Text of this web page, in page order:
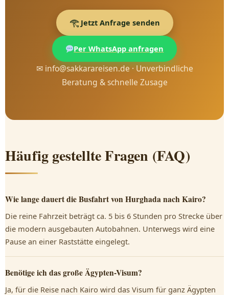
𓂀 Jetzt Anfrage senden
Per WhatsApp anfragen
✉ info@sakkarareisen.de · Unverbindliche
Beratung & schnelle Zusage
Häufig gestellte Fragen (FAQ)
Wie lange dauert die Busfahrt von Hurghada nach Kairo?
Die reine Fahrzeit beträgt ca. 5 bis 6 Stunden pro Strecke über
die modern ausgebauten Autobahnen. Unterwegs wird eine
Pause an einer Raststätte eingelegt.
Benötige ich das große Ägypten-Visum?
Ja, für die Reise nach Kairo wird das Visum für ganz Ägypten